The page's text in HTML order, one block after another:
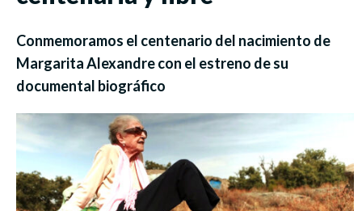
Conmemoramos el centenario del nacimiento de
Margarita Alexandre con el estreno de su
documental biográfico